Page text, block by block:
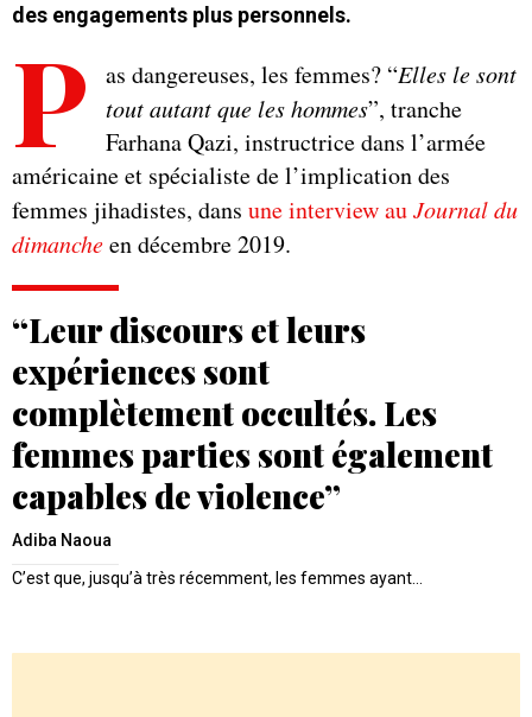
des engagements plus personnels.
P as dangereuses, les femmes? “Elles le sont
tout autant que les hommes”, tranche
Farhana Qazi, instructrice dans l’armée
américaine et spécialiste de l’implication des
femmes jihadistes, dans une interview auJournal du
dimancheen décembre 2019.
“Leur discours et leurs
expériences sont
complètement occultés. Les
femmes parties sont également
capables de violence”
Adiba Naoua
C’est que, jusqu’à très récemment, les femmes ayant…